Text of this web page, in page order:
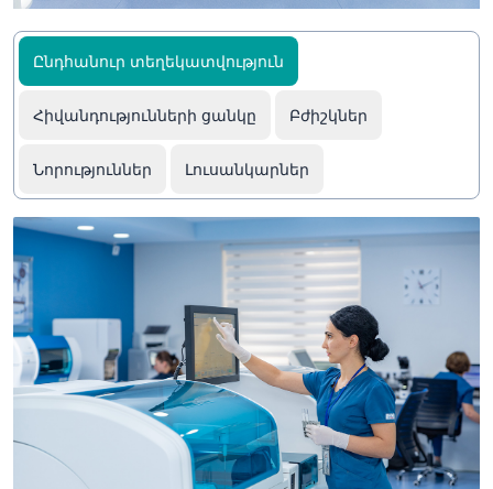
Ընդհանուր տեղեկատվություն
Հիվանդությունների ցանկը Բժիշկներ
Նորություններ Լուսանկարներ